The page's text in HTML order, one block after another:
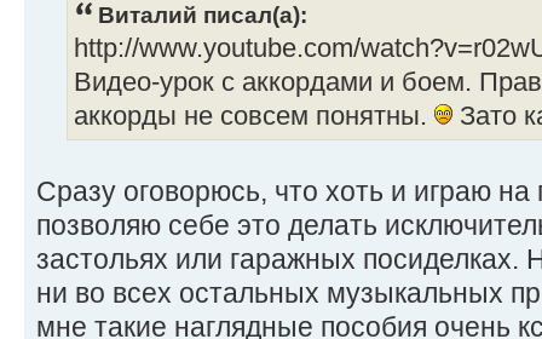
Виталий писал(а):
http://www.youtube.com/
Видео-урок с аккордами и боем.
аккорды не совсем понятны.
Зато
Сразу оговорюсь, что хоть и играю на
позволяю себе это делать
застольях или гаражных посиделках.
ни во всех остальных музыкальных
мне такие наглядные пособия очень